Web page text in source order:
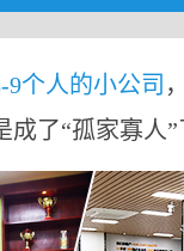
9个人的小公司
成了“孤家寡人”